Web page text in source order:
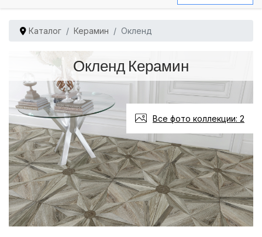
Каталог Керамин Окленд
Окленд Керамин
Все фото коллекции: 2